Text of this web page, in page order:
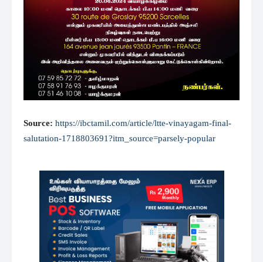
Source: https://ibctamil.com/article/ltte-vinayagam-final-
salutation-1718803691?itm_source=parsely-popular